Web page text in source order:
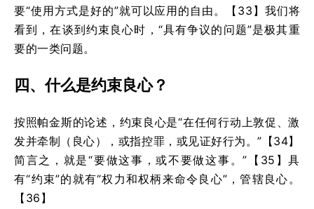
要“使用方式是好的”就可以应用的自由。
【33】 我们将
看到，在谈到约束良心时，“具有争议的问题”是极其重
要的一类问题。
四、什么是约束良心？
按照帕金斯的论述，约束良心是“在任何行动上敦促、激
发并牵制（良心），或指控罪，或见证好行为。”【34】
简言之，就是“要做这事，或不要做这事。”【35】具
有“约束”的就有“权力和权柄来命令良心”，管辖良心。
【36】